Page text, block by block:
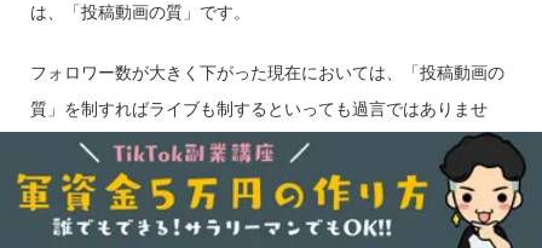
は、「投稿動画の質」です。
フォロワー数が大きく下がった現在においては、「投稿動画の
質」を制すればライブも制するといっても過言ではありませ
なので、「これからティックトックを始めてライブをしたい
人」や「なかなか権限がもらえなくて困ってる方」は、なんと